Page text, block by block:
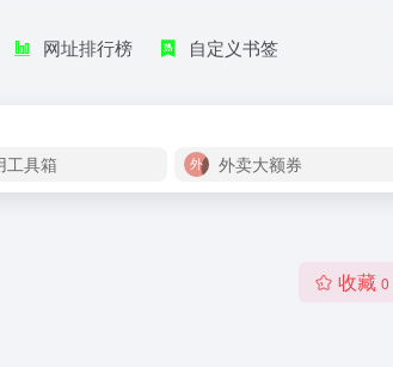
网址排行榜 自定义书签
工具箱 外卖大额券
收藏 0